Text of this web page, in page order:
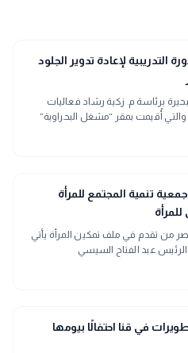
التدريبية لإعادة تدوير الجلود
برئاسة م. زكية رشاد فعاليات
والتي أُقيمت بمقر “مشغل البحراوية”
تنمية المجتمع للمرأة
للمرأة
من تقدم في ملف تمكين المرأة يأتي
الرئيس عبد الفتاح السيسي
في قنا احتفالًا بيومها